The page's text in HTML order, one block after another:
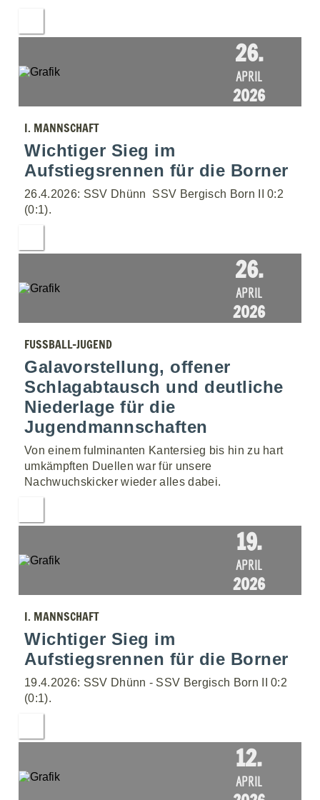
26.
APRIL
2026
I. MANNSCHAFT
Wichtiger Sieg im
Aufstiegsrennen für die Borner
26.4.2026: SSV Dhünn  SSV Bergisch Born II 0:2
(0:1).
26.
APRIL
2026
FUSSBALL-JUGEND
Galavorstellung, offener
Schlagabtausch und deutliche
Niederlage für die
Jugendmannschaften
Von einem fulminanten Kantersieg bis hin zu hart
umkämpften Duellen war für unsere
Nachwuchskicker wieder alles dabei.
19.
APRIL
2026
I. MANNSCHAFT
Wichtiger Sieg im
Aufstiegsrennen für die Borner
19.4.2026: SSV Dhünn - SSV Bergisch Born II 0:2
(0:1).
12.
APRIL